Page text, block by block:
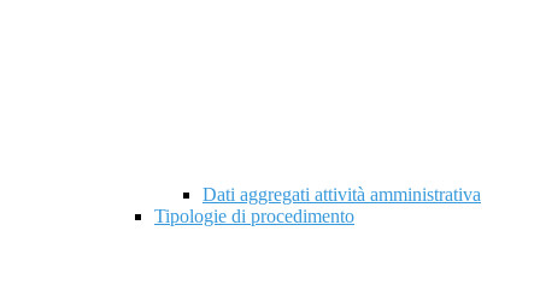
Dati aggregati attività amministrativa
Tipologie di procedimento